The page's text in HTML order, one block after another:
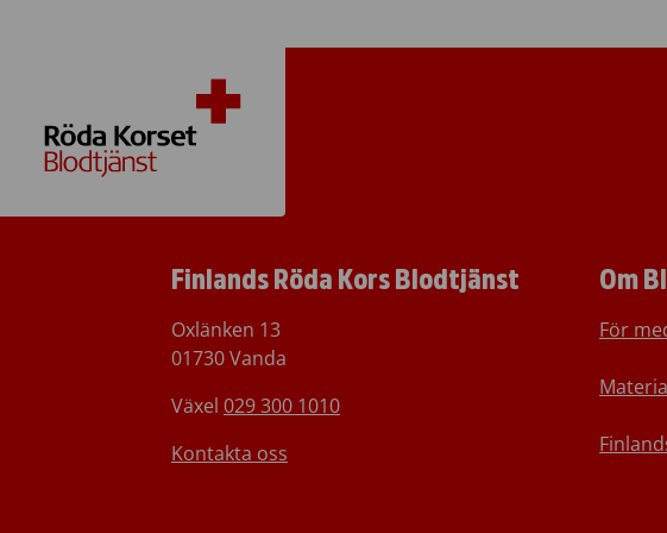
Finlands Röda Kors Blodtjänst
Oxlänken 13
01730 Vanda
Växel 029 300 1010
Kontakta oss
Om
För